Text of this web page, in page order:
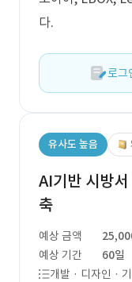
다.
로그
유사도 높음
AI기반 시방
축
예상 금액
예상 기간
60일
개발 · 디자인 ·